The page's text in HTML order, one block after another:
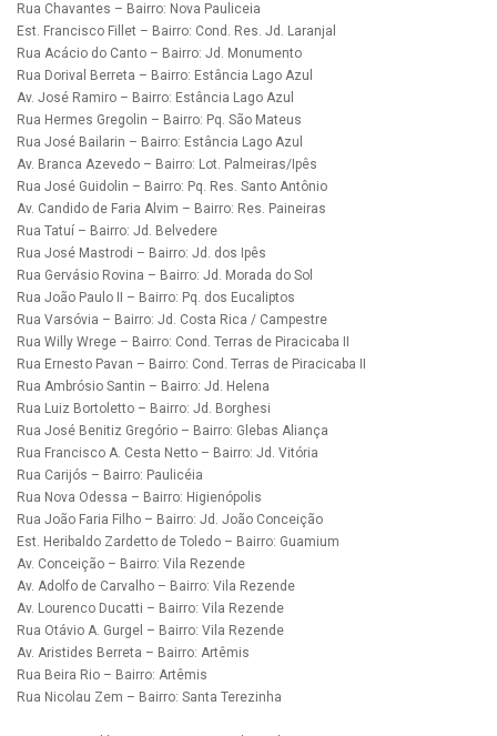
Rua Chavantes – Bairro: Nova Pauliceia
Est. Francisco Fillet – Bairro: Cond. Res. Jd. Laranjal
Rua Acácio do Canto – Bairro: Jd. Monumento
Rua Dorival Berreta – Bairro: Estância Lago Azul
Av. José Ramiro – Bairro: Estância Lago Azul
Rua Hermes Gregolin – Bairro: Pq. São Mateus
Rua José Bailarin – Bairro: Estância Lago Azul
Av. Branca Azevedo – Bairro: Lot. Palmeiras/Ipês
Rua José Guidolin – Bairro: Pq. Res. Santo Antônio
Av. Candido de Faria Alvim – Bairro: Res. Paineiras
Rua Tatuí – Bairro: Jd. Belvedere
Rua José Mastrodi – Bairro: Jd. dos Ipês
Rua Gervásio Rovina – Bairro: Jd. Morada do Sol
Rua João Paulo II – Bairro: Pq. dos Eucaliptos
Rua Varsóvia – Bairro: Jd. Costa Rica / Campestre
Rua Willy Wrege – Bairro: Cond. Terras de Piracicaba II
Rua Ernesto Pavan – Bairro: Cond. Terras de Piracicaba II
Rua Ambrósio Santin – Bairro: Jd. Helena
Rua Luiz Bortoletto – Bairro: Jd. Borghesi
Rua José Benitiz Gregório – Bairro: Glebas Aliança
Rua Francisco A. Cesta Netto – Bairro: Jd. Vitória
Rua Carijós – Bairro: Paulicéia
Rua Nova Odessa – Bairro: Higienópolis
Rua João Faria Filho – Bairro: Jd. João Conceição
Est. Heribaldo Zardetto de Toledo – Bairro: Guamium
Av. Conceição – Bairro: Vila Rezende
Av. Adolfo de Carvalho – Bairro: Vila Rezende
Av. Lourenco Ducatti – Bairro: Vila Rezende
Rua Otávio A. Gurgel – Bairro: Vila Rezende
Av. Aristides Berreta – Bairro: Artêmis
Rua Beira Rio – Bairro: Artêmis
Rua Nicolau Zem – Bairro: Santa Terezinha